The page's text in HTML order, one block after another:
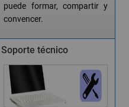
puede formar, compartir y
convencer.
Soporte técnico